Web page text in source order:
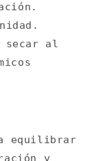
secar al
equilibrar
y